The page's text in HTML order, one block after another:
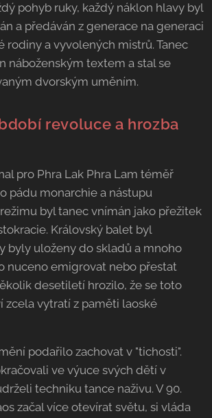
pohyb ruky, každý náklon hlavy byl
a předáván z generace na generaci
rodiny a vyvolených mistrů. Tanec
náboženským textem a stal se
dvorským uměním.
revoluce a hrozba
pro Phra Lak Phra Lam téměř
pádu monarchie a nástupu
byl tanec vnímán jako přežitek
Královský balet byl
byly uloženy do skladů a mnoho
nuceno emigrovat nebo přestat
desetiletí hrozilo, že se toto
vytratí z paměti laoské
podařilo zachovat v "tichosti".
ve výuce svých dětí v
techniku tance naživu. V 90.
začal více otevírat světu, si vláda